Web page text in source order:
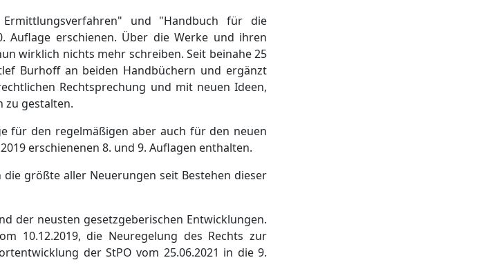
und "Handbuch für die
erschienen. Über die Werke und ihren
wirklich nichts mehr schreiben. Seit beinahe 25
Burhoff an beiden Handbüchern und ergänzt
Rechtsprechung und mit neuen Ideen,
zu gestalten.
für den regelmäßigen aber auch für den neuen
erschienenen 8. und 9. Auflagen enthalten.
größte aller Neuerungen seit Bestehen dieser
der neusten gesetzgeberischen Entwicklungen.
10.12.2019, die Neuregelung des Rechts zur
der StPO vom 25.06.2021 in die 9.